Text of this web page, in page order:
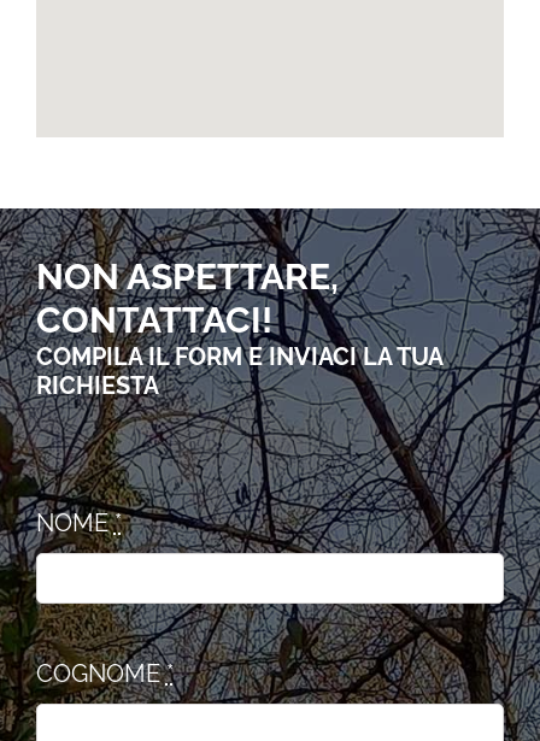
NON ASPETTARE,
CONTATTACI!
COMPILA IL FORM E INVIACI LA TUA
RICHIESTA
NOME*
COGNOME*